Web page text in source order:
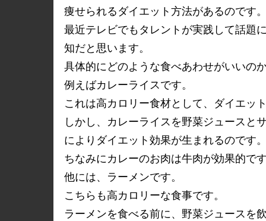
痩せられるダイエット方法があるのです
最近テレビでもタレントが実践して話題
知だと思います。
具体的にどのような食べあわせがいいの
例えばカレーライスです。
これは高カロリー食材として、ダイエッ
しかし、カレーライスを野菜ジュースと
によりダイエット効果が生まれるのです
ちなみにカレーのお肉は牛肉が効果的で
他には、ラーメンです。
こちらも高カロリーな食事です。
ラーメンを食べる前に、野菜ジュースを